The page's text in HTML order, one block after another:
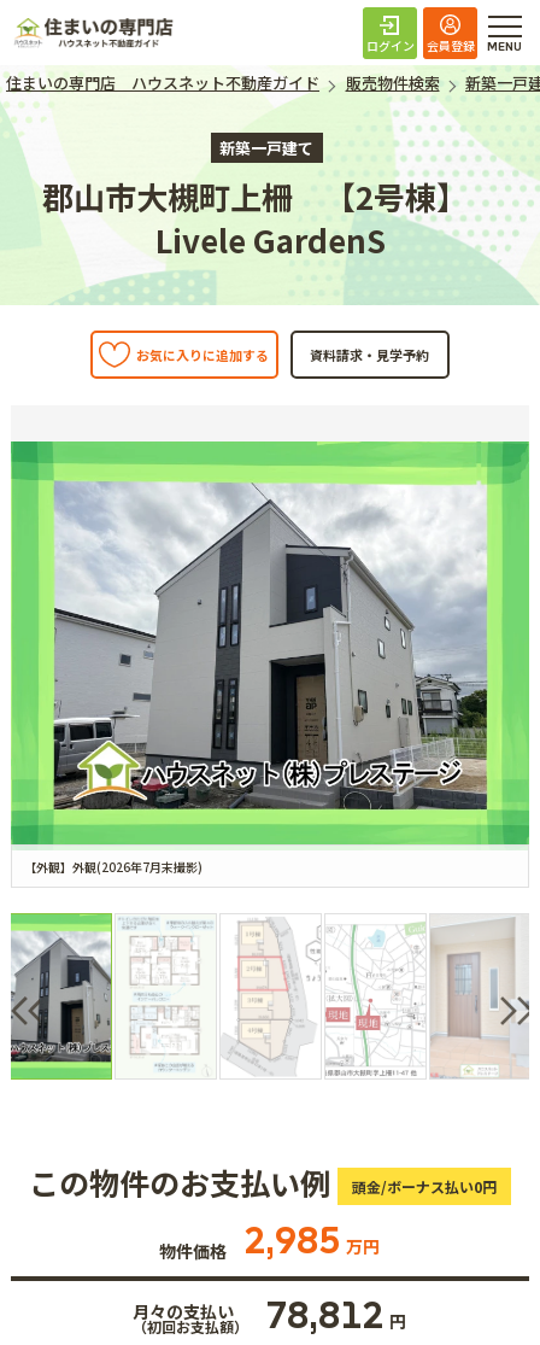
住まいの専門店 ハ
ログイン 会員登録
住まいの専門店 ハウスネット不動産ガイド 販売物件検索 新築一戸
新築一戸建て
郡山市大槻町上柵 【2号棟】
Livele GardenS
お気に入りに追加する
【外観】外観(2026年7月末撮影)
この物件のお支払い例 頭金/ボーナス払い0円
物件価格 2,985 万円
月々の支払い
（初回お支払額） 78,812 円